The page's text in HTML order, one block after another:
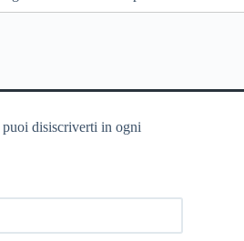
puoi disiscriverti in ogni